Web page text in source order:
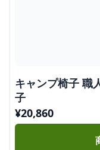
キャンプ椅子 職
子
¥20,860